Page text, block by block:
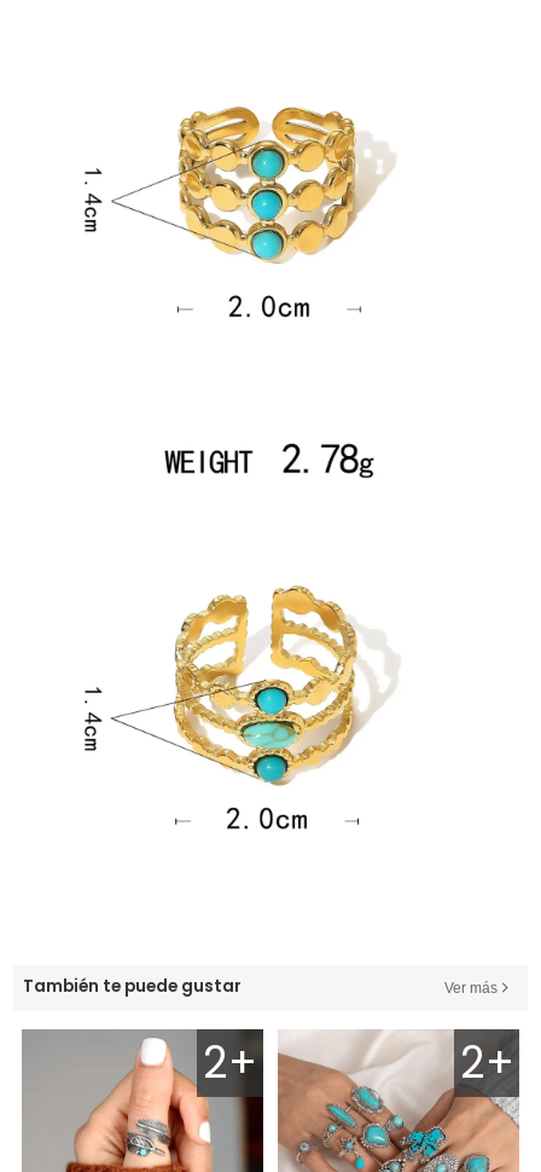
También te puede gustar Ver más
2+ 2+